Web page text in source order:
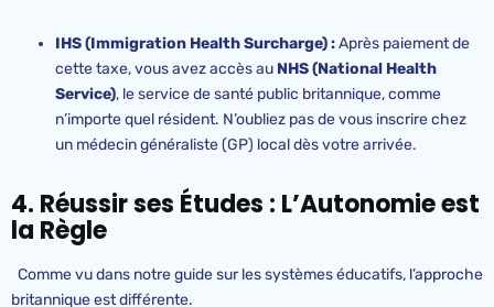
IHS (Immigration Health Surcharge) :Après paiement de
cette taxe, vous avez accès au NHS (National Health
Service), le service de santé public britannique, comme
n’importe quel résident. N’oubliez pas de vous inscrire chez
un médecin généraliste (GP) local dès votre arrivée.
4. Réussir ses Études : L’Autonomie est
la Règle
Comme vu dans notre guide sur les systèmes éducatifs, l’approche
britannique est différente.